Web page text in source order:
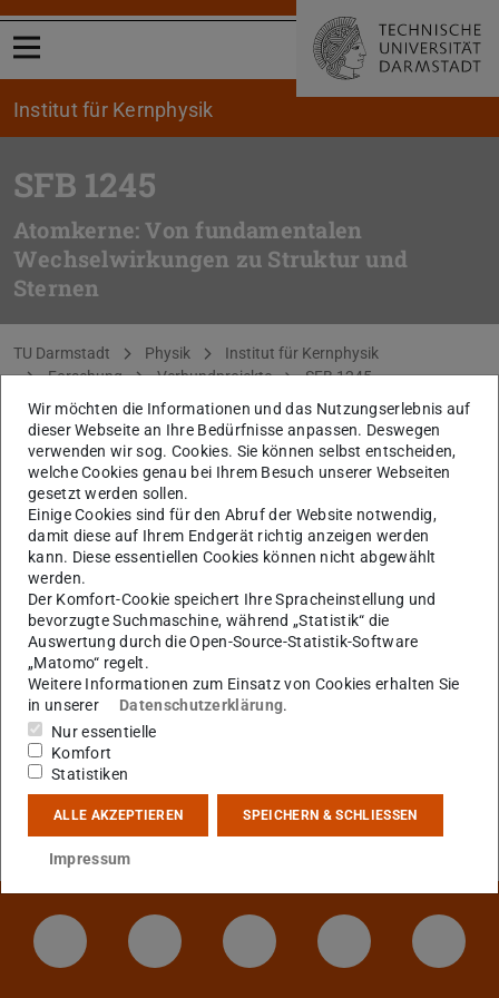
Menü öffnen
Institut für Kernphysik
SFB 1245
Atomkerne: Von fundamentalen
Wechselwirkungen zu Struktur und
Sternen
Sie befinden sich hier:
TU Darmstadt Physik
Institut für Kernphysik
Forschung
Verbundprojekte
SFB 1245
Projektgebiet B
Projekt B04
Die Inhalte dieser Seite sind nur auf Englisch
verfügbar.
Zur englischen Version dieser Seite wechseln
KONTAKT
LinkedIn-Seite der TU Darmstadt
Instagram-Kanal der TU
Bluesky-Kanal der TU
Facebook-
Wir möchten die Informationen und das Nutzungserlebnis auf
dieser Webseite an Ihre Bedürfnisse anpassen. Deswegen
verwenden wir sog. Cookies. Sie können selbst entscheiden,
welche Cookies genau bei Ihrem Besuch unserer Webseiten
gesetzt werden sollen.
Einige Cookies sind für den Abruf der Website notwendig,
damit diese auf Ihrem Endgerät richtig anzeigen werden
kann. Diese essentiellen Cookies können nicht abgewählt
werden.
Der Komfort-Cookie speichert Ihre Spracheinstellung und
bevorzugte Suchmaschine, während „Statistik“ die
Auswertung durch die Open-Source-Statistik-Software
„Matomo“ regelt.
Weitere Informationen zum Einsatz von Cookies erhalten Sie
in unserer
Datenschutzerklärung.
Nur essentielle
Komfort
Statistiken
ALLE AKZEPTIEREN SPEICHERN & SCHLIESSEN
Impressum